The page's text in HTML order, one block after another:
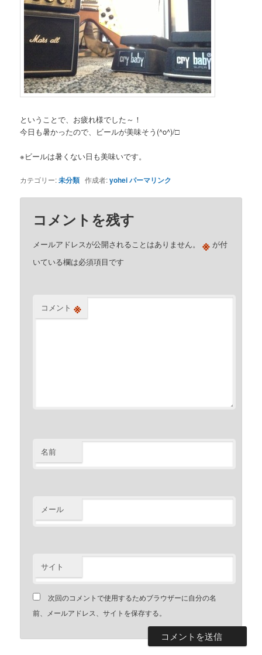
ということで、お疲れ様でした～！
今日も暑かったので、ビールが美味そう(^o^)/□
※ビールは暑くない日も美味いです。
カテゴリー:未分類 作成者:yoheiパーマリンク
コメントを残す
メールアドレスが公開されることはありません。 ※ が付
いている欄は必須項目です
コメント ※
名前
メール
サイト
次回のコメントで使用するためブラウザーに自分の名
前、メールアドレス、サイトを保存する。